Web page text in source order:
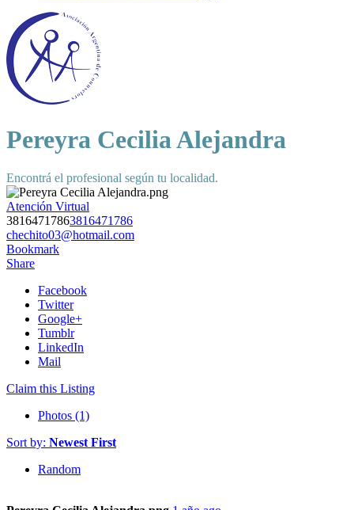
Pereyra Cecilia Alejandra
Encontrá el profesional según tu localidad.
Atención Virtual
38164717863816471786
chechito03@hotmail.com
Bookmark
Share
Facebook
Twitter
Google+
Tumblr
LinkedIn
Mail
Claim this Listing
Photos (1)
Sort by: Newest First
Random